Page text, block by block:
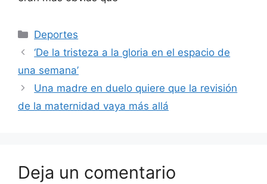
Categorías
Deportes
‘De la tristeza a la gloria en el espacio de
una semana’
Una madre en duelo quiere que la revisión
de la maternidad vaya más allá
Deja un comentario